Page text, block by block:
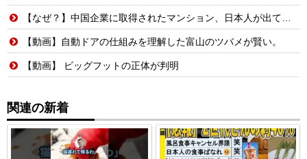
【なぜ？】中国企業に取得されたマンション、日本人が出ていきネパール人で埋まる
【動画】自動ドアの仕組みを理解した富山のツバメが賢い。
【動画】 ビッグフットの正体が判明
関連の新着